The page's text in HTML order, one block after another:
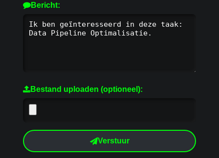
Bericht:
Bestand uploaden (optioneel):
Verstuur